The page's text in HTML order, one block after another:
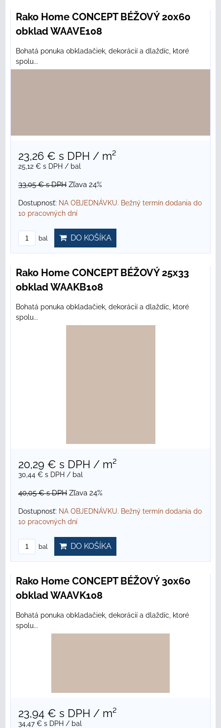
Rako Home CONCEPT BÉŽOVÝ 20x60
obklad WAAVE108
Bohatá ponuka obkladačiek, dekorácií a dlaždíc, ktoré
spolu...
23,26 € s DPH / m²
25,12 € s DPH / bal
33,05 €s DPH Zľava 24%
Dostupnosť: NA OBJEDNÁVKU. Bežný termín dodania do
10 pracovných dní
bal DO KOŠÍKA
Rako Home CONCEPT BÉŽOVÝ 25x33
obklad WAAKB108
Bohatá ponuka obkladačiek, dekorácií a dlaždíc, ktoré
spolu...
20,29 € s DPH / m²
30,44 € s DPH / bal
40,05 €s DPH Zľava 24%
Dostupnosť: NA OBJEDNÁVKU. Bežný termín dodania do
10 pracovných dní
bal DO KOŠÍKA
Rako Home CONCEPT BÉŽOVÝ 30x60
obklad WAAVK108
Bohatá ponuka obkladačiek, dekorácií a dlaždíc, ktoré
spolu...
23,94 € s DPH / m²
34,47 € s DPH / bal